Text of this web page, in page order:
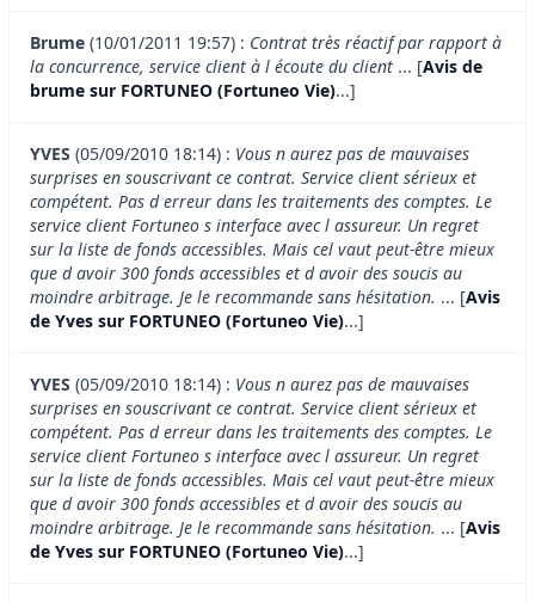
Brume (10/01/2011 19:57) : Contrat très réactif par rapport à
la concurrence, service client à l écoute du client ... [Avis de
brume sur FORTUNEO (Fortuneo Vie)...]
YVES (05/09/2010 18:14) : Vous n aurez pas de mauvaises
surprises en souscrivant ce contrat. Service client sérieux et
compétent. Pas d erreur dans les traitements des comptes. Le
service client Fortuneo s interface avec l assureur. Un regret
sur la liste de fonds accessibles. Mais cel vaut peut-être mieux
que d avoir 300 fonds accessibles et d avoir des soucis au
moindre arbitrage. Je le recommande sans hésitation. ... [Avis
de Yves sur FORTUNEO (Fortuneo Vie)...]
YVES (05/09/2010 18:14) : Vous n aurez pas de mauvaises
surprises en souscrivant ce contrat. Service client sérieux et
compétent. Pas d erreur dans les traitements des comptes. Le
service client Fortuneo s interface avec l assureur. Un regret
sur la liste de fonds accessibles. Mais cel vaut peut-être mieux
que d avoir 300 fonds accessibles et d avoir des soucis au
moindre arbitrage. Je le recommande sans hésitation. ... [Avis
de Yves sur FORTUNEO (Fortuneo Vie)...]